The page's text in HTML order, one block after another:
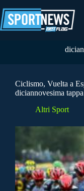
al
contenuto
Ciclismo, Vuelta a
diciannovesima tappa
Altri Sport